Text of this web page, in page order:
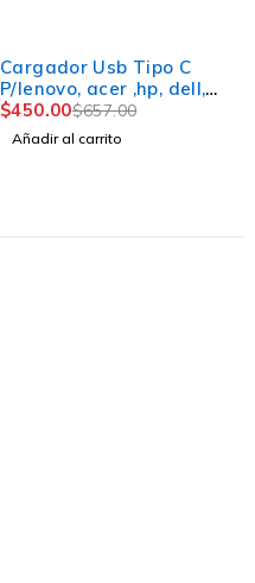
-32%
Cargador Usb Tipo C
P/lenovo, acer ,hp, dell,
huawei 20v 3.25a
$657.00
$450.00
Añadir al carrito